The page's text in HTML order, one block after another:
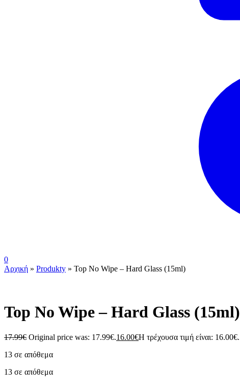
0
Αρχική » Produkty » Top No Wipe – Hard Glass (15ml)
Top No Wipe – Hard Glass (15ml)
17.99€ Original price was: 17.99€.16.00€Η τρέχουσα τιμή είναι: 16.00€.
13 σε απόθεμα
13 σε απόθεμα